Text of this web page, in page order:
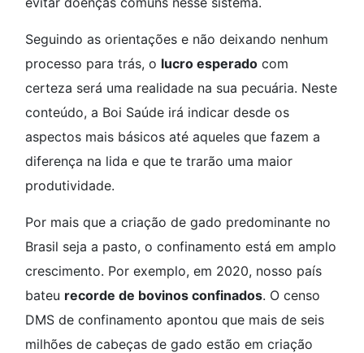
Seguindo as orientações e não deixando nenhum
processo para trás, o lucro esperado com
certeza será uma realidade na sua pecuária. Neste
conteúdo, a Boi Saúde irá indicar desde os
aspectos mais básicos até aqueles que fazem a
diferença na lida e que te trarão uma maior
produtividade.
Por mais que a criação de gado predominante no
Brasil seja a pasto, o confinamento está em amplo
crescimento. Por exemplo, em 2020, nosso país
bateu recorde de bovinos confinados. O censo
DMS de confinamento apontou que mais de seis
milhões de cabeças de gado estão em criação